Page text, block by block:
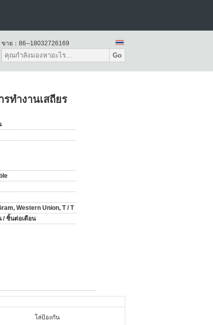
ขาย： 86--18032726169
Go
ทำงานเสถียร
Western Union, T / T
/ ชิ้นต่อเดือน
โล่ป้องกัน